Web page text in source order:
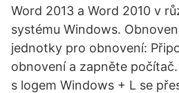
Word 2013 a Word 2010 v
systému Windows.
jednotky pro obnovení:
obnovení a zapněte
s logem Windows + L se